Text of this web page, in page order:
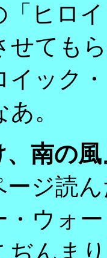
「ヒロ
せても
イック
。
南の風
ージ読
・ウォ
ぢんま